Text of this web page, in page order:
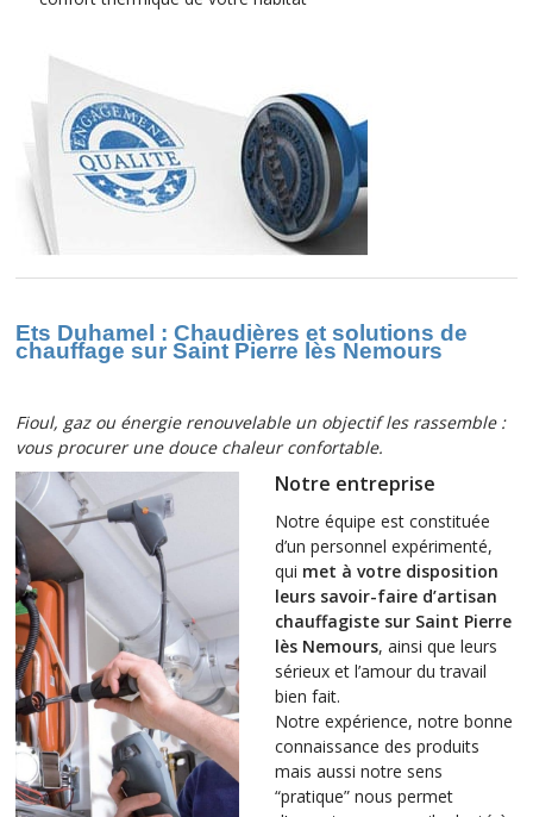
Ets Duhamel : Chaudières et solutions de
chauffage sur Saint Pierre lès Nemours
Fioul, gaz ou énergie renouvelable un objectif les rassemble :
vous procurer une douce chaleur confortable.
Notre entreprise
Notre équipe est constituée
d’un personnel expérimenté,
qui met à votre disposition
leurs savoir-faire d’artisan
chauffagiste sur Saint Pierre
lès Nemours, ainsi que leurs
sérieux et l’amour du travail
bien fait.
Notre expérience, notre bonne
connaissance des produits
mais aussi notre sens
“pratique” nous permet